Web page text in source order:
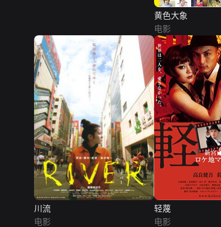
黄色大象
电影
川流
电影
轻蔑
电影